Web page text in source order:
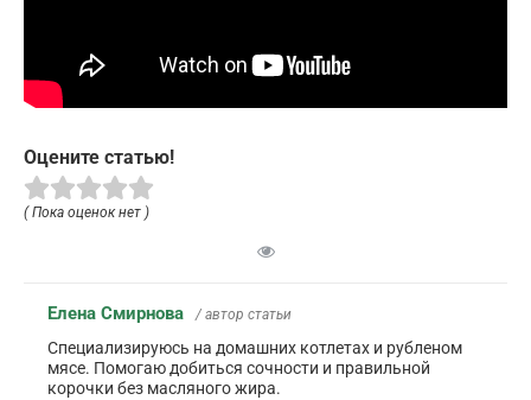
Оцените статью!
( Пока оценок нет )
Елена Смирнова / автор статьи
Специализируюсь на домашних котлетах и рубленом
мясе. Помогаю добиться сочности и правильной
корочки без масляного жира.